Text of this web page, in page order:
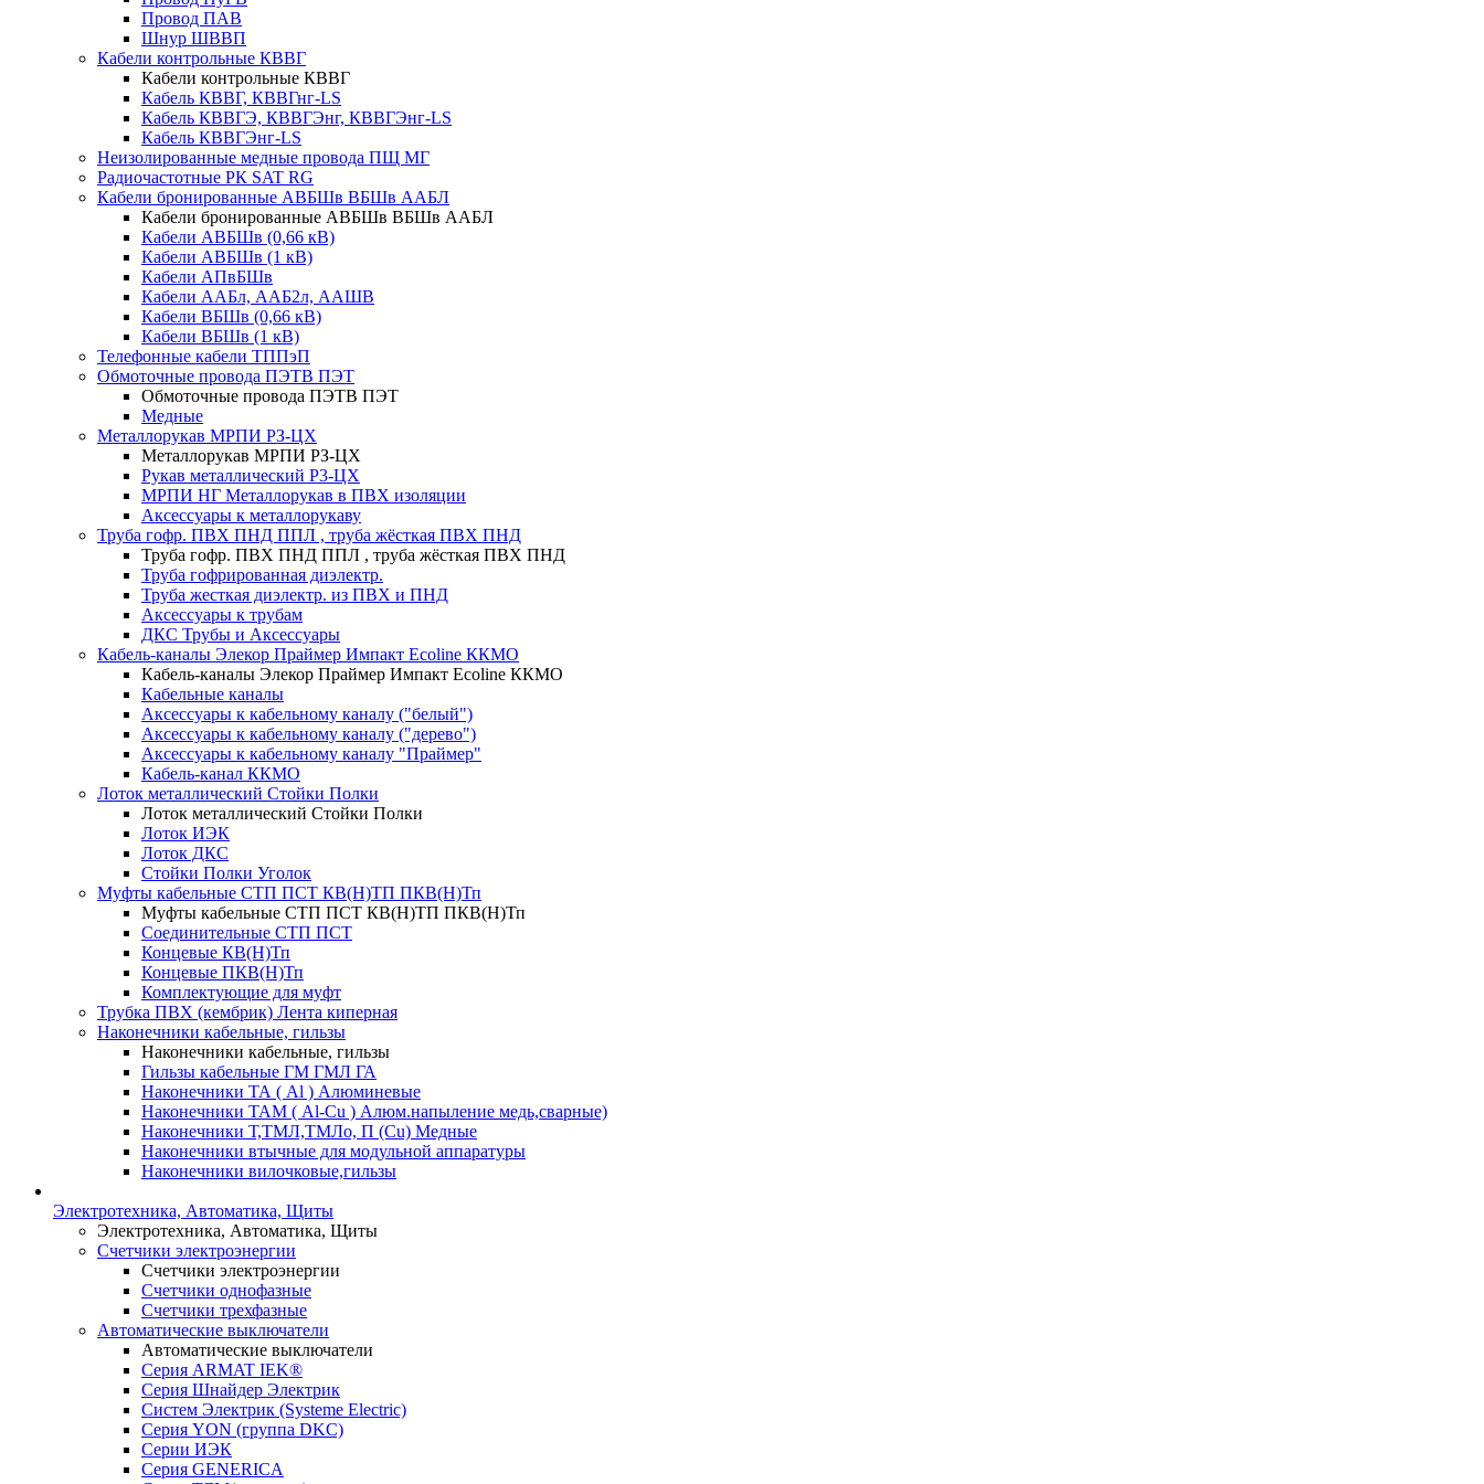
Провод ПАВ
Шнур ШВВП
Кабели контрольные КВВГ
Кабели контрольные КВВГ
Кабель КВВГ, КВВГнг-LS
Кабель КВВГЭ, КВВГЭнг, КВВГЭнг-LS
Кабель КВВГЭнг-LS
Неизолированные медные провода ПЩ МГ
Радиочастотные РК SAT RG
Кабели бронированные АВБШв ВБШв ААБЛ
Кабели бронированные АВБШв ВБШв ААБЛ
Кабели АВБШв (0,66 кВ)
Кабели АВБШв (1 кВ)
Кабели АПвБШв
Кабели ААБл, ААБ2л, ААШВ
Кабели ВБШв (0,66 кВ)
Кабели ВБШв (1 кВ)
Телефонные кабели ТППэП
Обмоточные провода ПЭТВ ПЭТ
Обмоточные провода ПЭТВ ПЭТ
Медные
Металлорукав МРПИ РЗ-ЦХ
Металлорукав МРПИ РЗ-ЦХ
Рукав металлический Р3-ЦХ
МРПИ НГ Металлорукав в ПВХ изоляции
Аксессуары к металлорукаву
Труба гофр. ПВХ ПНД ППЛ , труба жёсткая ПВХ ПНД
Труба гофр. ПВХ ПНД ППЛ , труба жёсткая ПВХ ПНД
Труба гофрированная диэлектр.
Труба жесткая диэлектр. из ПВХ и ПНД
Аксессуары к трубам
ДКС Трубы и Аксессуары
Кабель-каналы Элекор Праймер Импакт Ecoline ККМО
Кабель-каналы Элекор Праймер Импакт Ecoline ККМО
Кабельные каналы
Аксессуары к кабельному каналу ("белый")
Аксессуары к кабельному каналу ("дерево")
Аксессуары к кабельному каналу "Праймер"
Кабель-канал ККМО
Лоток металлический Стойки Полки
Лоток металлический Стойки Полки
Лоток ИЭК
Лоток ДКС
Стойки Полки Уголок
Муфты кабельные СТП ПСТ КВ(Н)ТП ПКВ(Н)Тп
Муфты кабельные СТП ПСТ КВ(Н)ТП ПКВ(Н)Тп
Соединительные СТП ПСТ
Концевые КВ(Н)Тп
Концевые ПКВ(Н)Тп
Комплектующие для муфт
Трубка ПВХ (кембрик) Лента киперная
Наконечники кабельные, гильзы
Наконечники кабельные, гильзы
Гильзы кабельные ГМ ГМЛ ГА
Наконечники ТА ( Al ) Алюминевые
Наконечники ТАМ ( Al-Cu ) Алюм.напыление медь,сварные)
Наконечники Т,ТМЛ,ТМЛо, П (Cu) Медные
Наконечники втычные для модульной аппаратуры
Наконечники вилочковые,гильзы
Электротехника, Автоматика, Щиты
Электротехника, Автоматика, Щиты
Счетчики электроэнергии
Счетчики электроэнергии
Счетчики однофазные
Счетчики трехфазные
Автоматические выключатели
Автоматические выключатели
Серия ARMAT IEK®
Серия Шнайдер Электрик
Систем Электрик (Systeme Electric)
Серия YON (группа DKC)
Серии ИЭК
Серия GENERICA